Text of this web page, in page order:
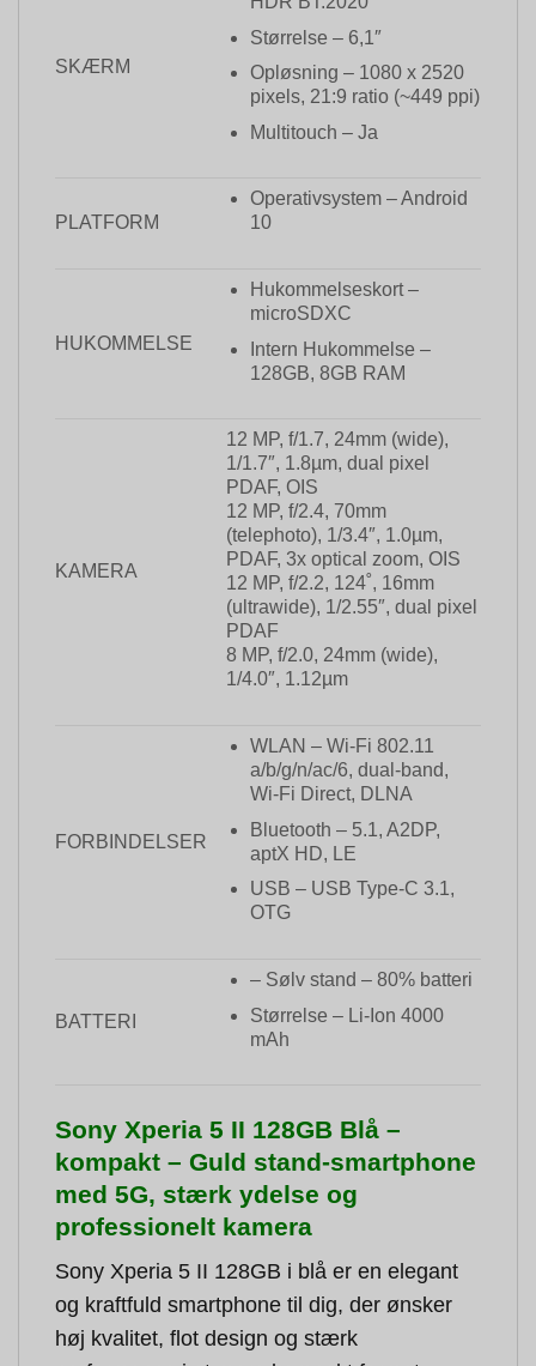
SKÆRM
Størrelse – 6,1″
Opløsning – 1080 x 2520
pixels, 21:9 ratio (~449 ppi)
Multitouch – Ja
PLATFORM
Operativsystem – Android
10
HUKOMMELSE
Hukommelseskort –
microSDXC
Intern Hukommelse –
128GB, 8GB RAM
KAMERA
12 MP, f/1.7, 24mm (wide),
1/1.7″, 1.8µm, dual pixel
PDAF, OIS
12 MP, f/2.4, 70mm
(telephoto), 1/3.4″, 1.0µm,
PDAF, 3x optical zoom, OIS
12 MP, f/2.2, 124˚, 16mm
(ultrawide), 1/2.55″, dual pixel
PDAF
8 MP, f/2.0, 24mm (wide),
1/4.0″, 1.12µm
FORBINDELSER
WLAN – Wi-Fi 802.11
a/b/g/n/ac/6, dual-band,
Wi-Fi Direct, DLNA
Bluetooth – 5.1, A2DP,
aptX HD, LE
USB – USB Type-C 3.1,
OTG
BATTERI
– Sølv stand – 80% batteri
Størrelse – Li-Ion 4000
mAh
Sony Xperia 5 II 128GB Blå –
kompakt – Guld stand-smartphone
med 5G, stærk ydelse og
professionelt kamera
Sony Xperia 5 II 128GB i blå er en elegant
og kraftfuld smartphone til dig, der ønsker
høj kvalitet, flot design og stærk